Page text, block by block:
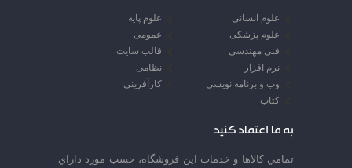
علوم انسانی
علوم پایه
علوم پزشکی
عمومی
فنی مهندسی
قالب سایت
نرم افزار
نظامی
وب و برنامه نویسی
کارآفرینی
کتاب
به ما اعتماد کنید
تمامي كالاها و خدمات اين فروشگاه، حسب مورد داراي